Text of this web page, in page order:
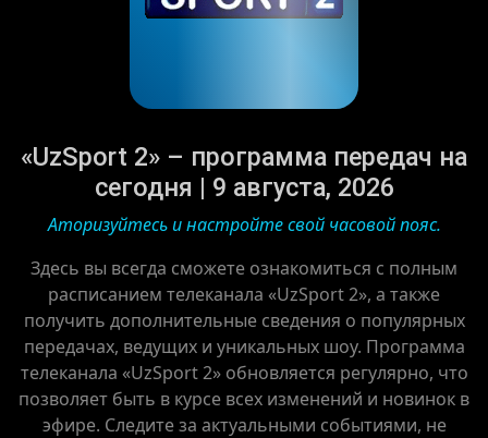
«UzSport 2» – программа передач на
сегодня | 9 августа, 2026
Аторизуйтесь и настройте свой часовой пояс.
Здесь вы всегда сможете ознакомиться с полным
расписанием телеканала «UzSport 2», а также
получить дополнительные сведения о популярных
передачах, ведущих и уникальных шоу. Программа
телеканала «UzSport 2» обновляется регулярно, что
позволяет быть в курсе всех изменений и новинок в
эфире. Следите за актуальными событиями, не